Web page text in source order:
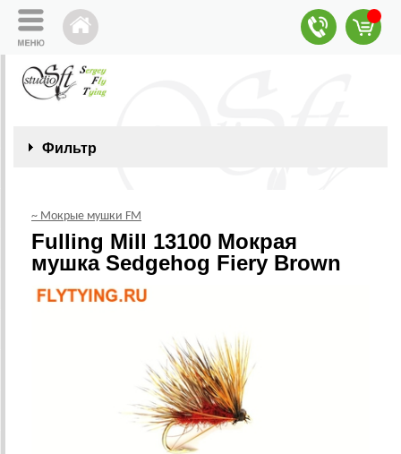
Фильтр
~ Мокрые мушки FM
Fulling Mill 13100 Мокрая
мушка Sedgehog Fiery Brown